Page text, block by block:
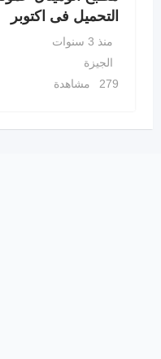
التحميل فى اكتوبر
منذ 3 سنوات
الجيزة
279 مشاهدة